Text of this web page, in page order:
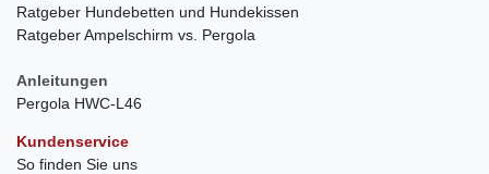
Ratgeber Hundebetten und Hundekissen
Ratgeber Ampelschirm vs. Pergola
Anleitungen
Pergola HWC-L46
Kundenservice
So finden Sie uns